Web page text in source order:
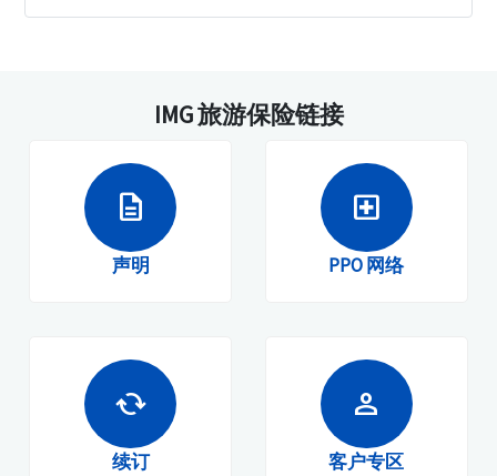
IMG 旅游保险链接
description
声明
local_hospital
PPO 网络
cached
续订
person
客户专区